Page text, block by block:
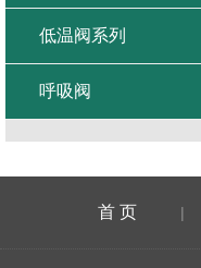
低温阀系列
呼吸阀
首 页 |